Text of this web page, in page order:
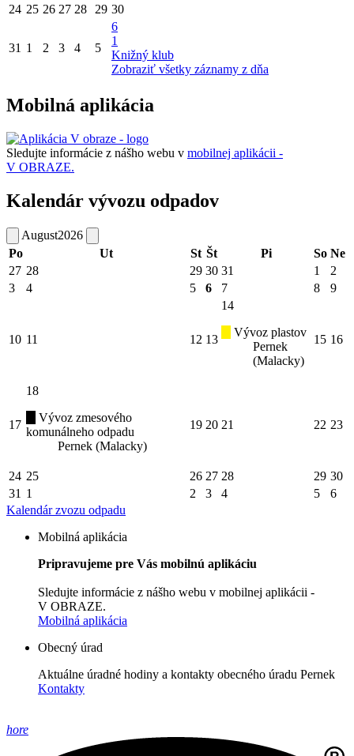
24 25 26 27 28 29 30
31 1 2 3 4 5
6
1
Knižný klub
Zobraziť všetky záznamy z dňa
Mobilná aplikácia
Sledujte informácie z nášho webu v mobilnej aplikácii -
V OBRAZE.
Kalendár vývozu odpadov
August2026
Po
Ut St Št Pi So Ne
27 28 29 30 31 1
2
3
4 5 6 7 8 9
10 11 12 13
14
Vývoz plastov
Pernek
(Malacky)
15 16
17
18
Vývoz zmesového
komunálneho odpadu
Pernek (Malacky)
19 20 21 22 23
24 25 26 27 28 29 30
31 1 2 3 4 5
6
Kalendár zvozu odpadu
Mobilná aplikácia
Pripravujeme pre Vás mobilnú aplikáciu
Sledujte informácie z nášho webu v mobilnej aplikácii -
V OBRAZE.
Mobilná aplikácia
Obecný úrad
Aktuálne úradné hodiny a kontakty obecného úradu Pernek
Kontakty
hore